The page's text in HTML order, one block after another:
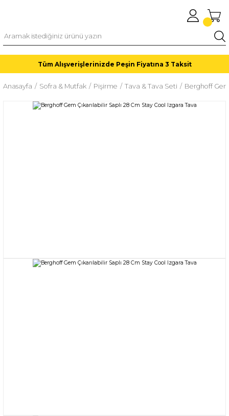
Tüm Alışverişlerinizde Peşin Fiyatına 3 Taksit
Anasayfa Sofra & Mutfak Pişirme Tava & Tava Seti Berghoff